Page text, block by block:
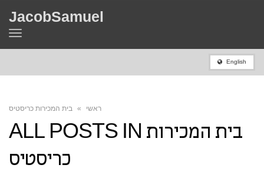
JacobSamuel
Toggle
English
ראשי » בית המכירות כריסטיס
ALL POSTS IN בית המכירות
כריסטיס